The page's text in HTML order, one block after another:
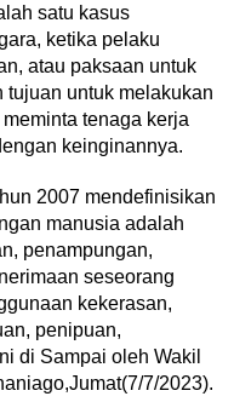
satu kasus
ketika pelaku
atau paksaan untuk
untuk melakukan
tenaga kerja
keinginannya.
2007 mendefinisikan
manusia adalah
penampungan,
seseorang
kekerasan,
penipuan,
di Sampai oleh Wakil
7/2023).